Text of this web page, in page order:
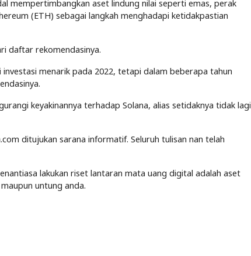
mempertimbangkan aset lindung nilai seperti emas, perak
(ETH) sebagai langkah menghadapi ketidakpastian
daftar rekomendasinya.
menarik pada 2022, tetapi dalam beberapa tahun
keyakinannya terhadap Solana, alias setidaknya tidak lagi
ditujukan sarana informatif. Seluruh tulisan nan telah
lakukan riset lantaran mata uang digital adalah aset
untung anda.